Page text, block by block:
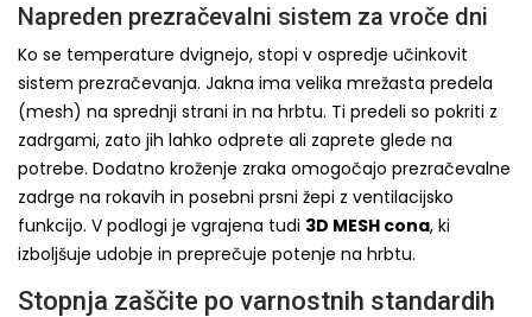
Napreden prezračevalni sistem za vroče dni
Ko se temperature dvignejo, stopi v ospredje učinkovit
sistem prezračevanja. Jakna ima velika mrežasta predela
(mesh) na sprednji strani in na hrbtu. Ti predeli so pokriti z
zadrgami, zato jih lahko odprete ali zaprete glede na
potrebe. Dodatno kroženje zraka omogočajo prezračevalne
zadrge na rokavih in posebni prsni žepi z ventilacijsko
funkcijo. V podlogi je vgrajena tudi 3D MESH cona, ki
izboljšuje udobje in preprečuje potenje na hrbtu.
Stopnja zaščite po varnostnih standardih